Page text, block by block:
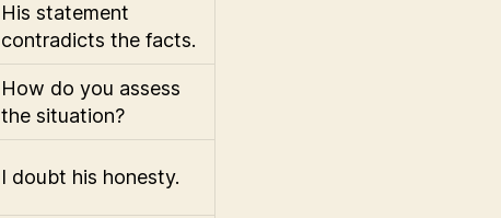
His statement
contradicts the facts.
How do you assess
the situation?
I doubt his honesty.